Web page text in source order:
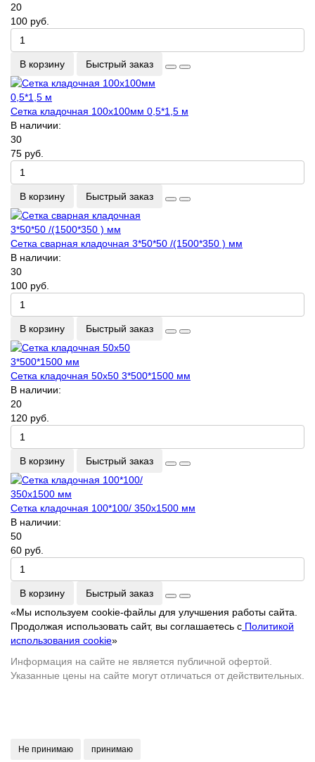
20
100 руб.
В корзину Быстрый заказ
Сетка кладочная 100х100мм 0,5*1,5 м
В наличии:
30
75 руб.
В корзину Быстрый заказ
Сетка сварная кладочная 3*50*50 /(1500*350 ) мм
В наличии:
30
100 руб.
В корзину Быстрый заказ
Сетка кладочная 50х50 3*500*1500 мм
В наличии:
20
120 руб.
В корзину Быстрый заказ
Сетка кладочная 100*100/ 350х1500 мм
В наличии:
50
60 руб.
В корзину
Быстрый заказ
«Мы используем cookie-файлы для улучшения работы сайта.
Продолжая использовать сайт, вы соглашаетесь с Политикой
использования cookie»
Информация на сайте не является публичной офертой.
Указанные цены на сайте могут отличаться от действительных.
Не принимаю принимаю